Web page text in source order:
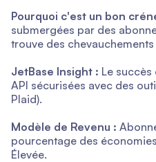
Pourquoi c'est un bon
submergées par des
trouve des
JetBase Insight : Le
API sécurisées avec des
Plaid).
Modèle de Revenu :
pourcentage des
Élevée.